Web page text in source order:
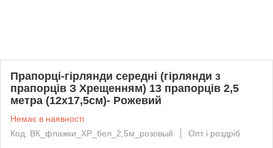
Прапорці-гірлянди середні (гірлянди з
прапорців З Хрещенням) 13 прапорців 2,5
метра (12х17,5см)- Рожевий
Немає в наявності
Код: ВК_флажки_ХР_бел_2,5м_розовый
Опт і роздріб